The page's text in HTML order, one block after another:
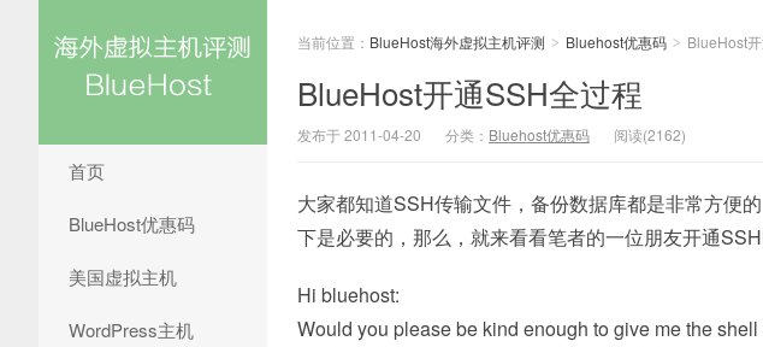
首页
BlueHost优惠码
美国虚拟主机
WordPress主机
当前位置： BlueHost海外虚拟主机评测 > Bluehost优惠码 > BlueHost
BlueHost开通SSH全过程
发布于 2011-04-20 分类： Bluehost优惠码 阅读(2162)
大家都知道SSH传输文件，备份数据库都是非常方便
下是必要的，那么，就来看看笔者的一位朋友开通
Hi bluehost:
Would you please be kind enough to give me the